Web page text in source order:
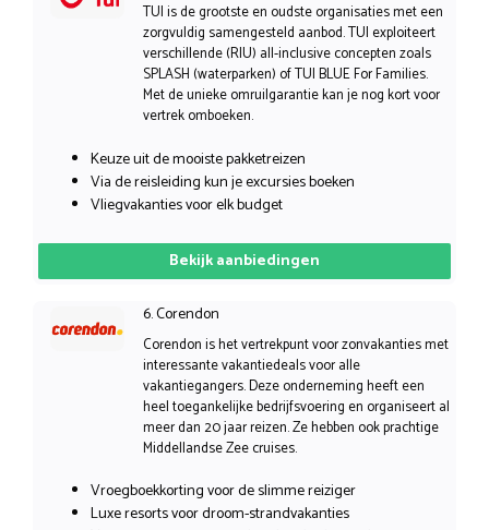
TUI is de grootste en oudste organisaties met een
zorgvuldig samengesteld aanbod. TUI exploiteert
verschillende (RIU) all-inclusive concepten zoals
SPLASH (waterparken) of TUI BLUE For Families.
Met de unieke omruilgarantie kan je nog kort voor
vertrek omboeken.
Keuze uit de mooiste pakketreizen
Via de reisleiding kun je excursies boeken
Vliegvakanties voor elk budget
Bekijk aanbiedingen
6. Corendon
Corendon is het vertrekpunt voor zonvakanties met
interessante vakantiedeals voor alle
vakantiegangers. Deze onderneming heeft een
heel toegankelijke bedrijfsvoering en organiseert al
meer dan 20 jaar reizen. Ze hebben ook prachtige
Middellandse Zee cruises.
Vroegboekkorting voor de slimme reiziger
Luxe resorts voor droom-strandvakanties